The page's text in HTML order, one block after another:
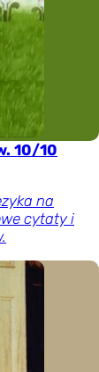
10/10
na
cytaty i